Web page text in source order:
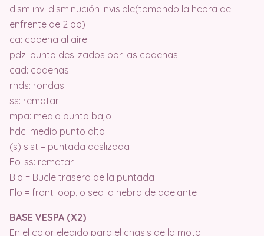
dism inv: disminución invisible(tomando la hebra de
enfrente de 2 pb)
ca: cadena al aire
pdz: punto deslizados por las cadenas
cad: cadenas
rnds: rondas
ss: rematar
mpa: medio punto bajo
hdc: medio punto alto
(s) sist – puntada deslizada
Fo-ss: rematar
Blo = Bucle trasero de la puntada
Flo = front loop, o sea la hebra de adelante
BASE VESPA (X2)
En el color elegido para el chasis de la moto